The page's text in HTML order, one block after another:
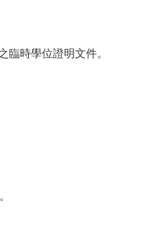
臨時學位證明文件。